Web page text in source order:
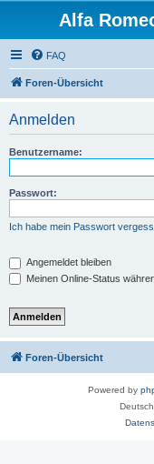
Alfa
FAQ
Foren-Übersicht
Anmelden
Benutzername:
Passwort:
Ich habe mein Passwort
Angemeldet bleiben
Meinen Online-Status
Foren-Übersicht
Powered by